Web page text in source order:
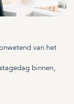
van het
binnen,